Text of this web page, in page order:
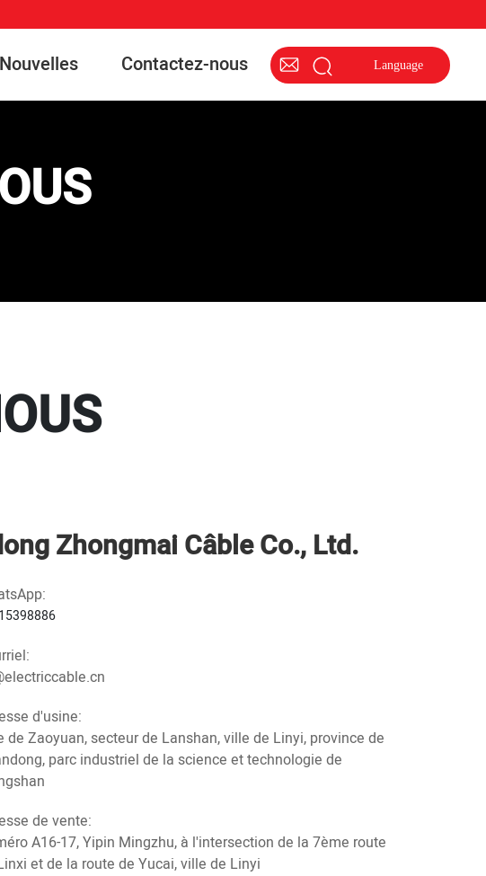
Nouvelles Contactez-nous Language
Zhongmai Câble Co., Ltd.
d'usine:
de Zaoyuan, secteur de Lanshan, ville de Linyi, province de
parc industriel de la science et technologie de
de vente:
A16-17, Yipin Mingzhu, à l'intersection de la 7ème route
et de la route de Yucai, ville de Linyi